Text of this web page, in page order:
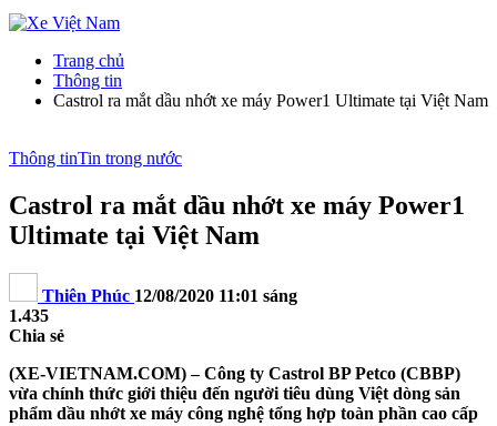
Trang chủ
Thông tin
Castrol ra mắt dầu nhớt xe máy Power1 Ultimate tại Việt Nam
Thông tinTin trong nước
Castrol ra mắt dầu nhớt xe máy Power1
Ultimate tại Việt Nam
Thiên Phúc 12/08/2020 11:01 sáng
1.435
Chia sẻ
(XE-VIETNAM.COM) – Công ty Castrol BP Petco (CBBP)
vừa chính thức giới thiệu đến người tiêu dùng Việt dòng sản
phẩm dầu nhớt xe máy công nghệ tổng hợp toàn phần cao cấp